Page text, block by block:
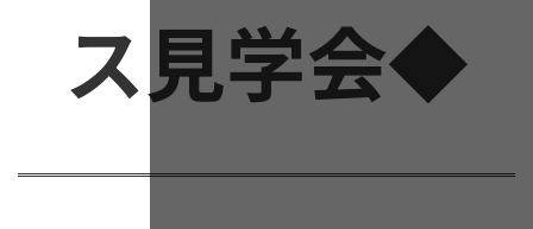
ス見学会◆